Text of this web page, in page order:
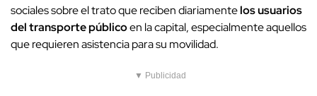
sociales sobre el trato que reciben diariamentelos usuarios
del transporte públicoen la capital, especialmente aquellos
que requieren asistencia para su movilidad.
▼ Publicidad